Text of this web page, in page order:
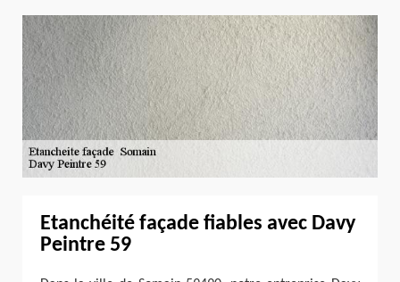
Etanchéité façade fiables avec Davy
Peintre 59